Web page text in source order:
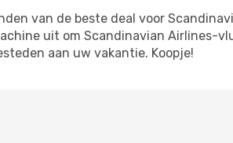
van de beste deal voor
uit om Scandinavian Airlines-
aan uw vakantie. Koopje!